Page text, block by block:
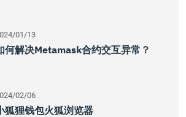
01/13
何解决Metamask合约交互异常？
02/06
狐狸钱包火狐浏览器